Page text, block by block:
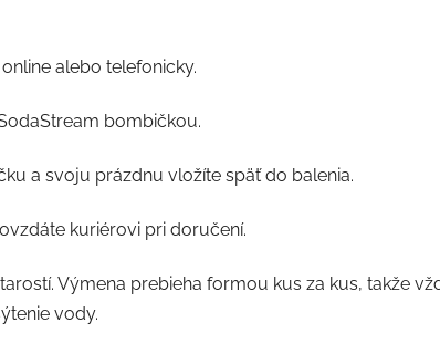
alebo telefonicky.
bombičkou.
a svoju prázdnu vložíte späť do balenia.
kuriérovi pri doručení.
Výmena prebieha formou kus za kus, takže
vody.